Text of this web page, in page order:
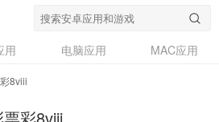
用 电脑应用
MAC应用
8viii